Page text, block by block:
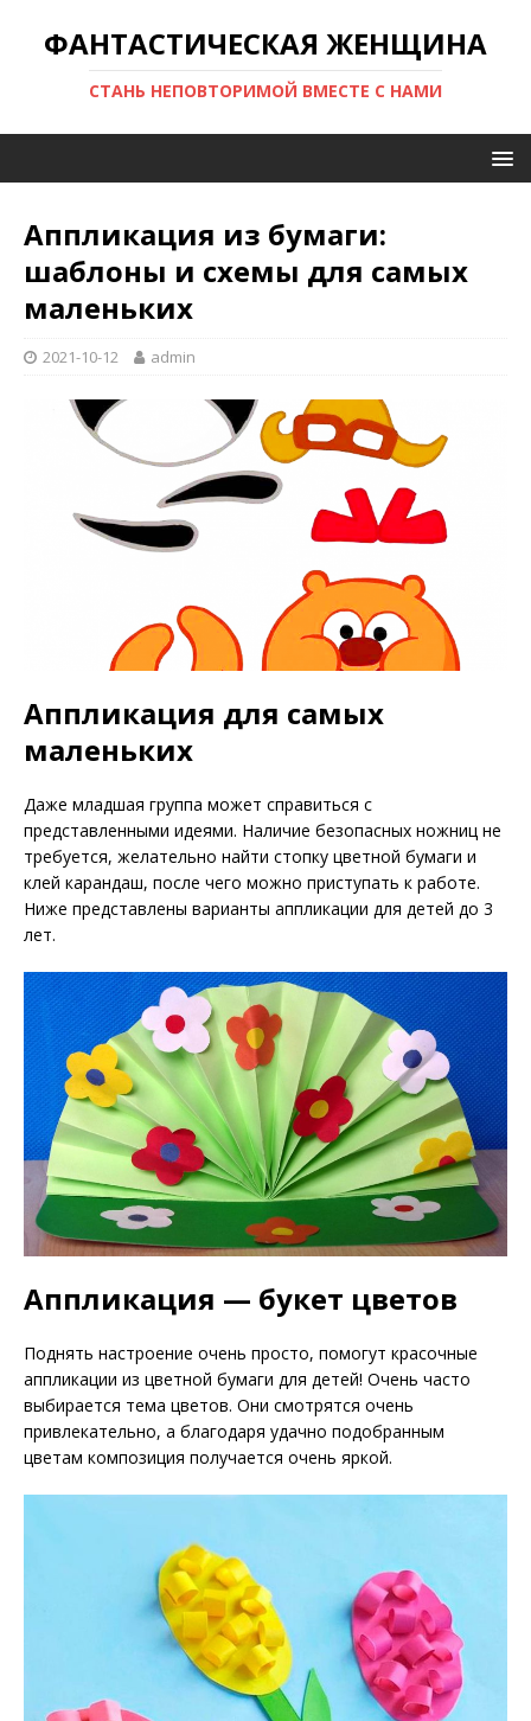
ФАНТАСТИЧЕСКАЯ ЖЕНЩИНА
СТАНЬ НЕПОВТОРИМОЙ ВМЕСТЕ С НАМИ
Аппликация из бумаги:
шаблоны и схемы для самых
маленьких
2021-10-12 admin
Аппликация для самых
маленьких
Даже младшая группа может справиться с
представленными идеями. Наличие безопасных ножниц не
требуется, желательно найти стопку цветной бумаги и
клей карандаш, после чего можно приступать к работе.
Ниже представлены варианты аппликации для детей до 3
лет.
Аппликация — букет цветов
Поднять настроение очень просто, помогут красочные
аппликации из цветной бумаги для детей! Очень часто
выбирается тема цветов. Они смотрятся очень
привлекательно, а благодаря удачно подобранным
цветам композиция получается очень яркой.